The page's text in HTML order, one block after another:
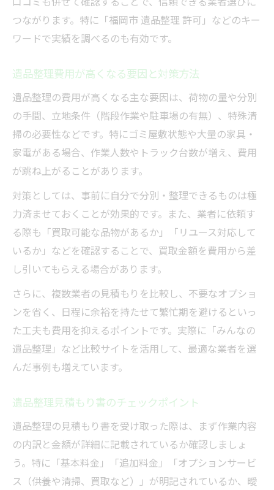
つながります。特に「福岡市 遺品整理 許可」などのキー
ワードで実績を調べるのも有効です。
遺品整理費用が高くなる要因と対策方法
遺品整理の費用が高くなる主な要因は、荷物の量や分別
の手間、立地条件（階段作業や駐車場の有無）、特殊清
掃の必要性などです。特にゴミ屋敷状態や大量の家具・
家電がある場合、作業人数やトラック台数が増え、費用
が跳ね上がることがあります。
対策としては、事前に自分で分別・整理できるものは極
力済ませておくことが効果的です。また、業者に依頼す
る際も「買取可能な品物があるか」「リユース対応して
いるか」などを確認することで、買取金額を費用から差
し引いてもらえる場合があります。
さらに、複数業者の見積もりを比較し、不要なオプショ
ンを省く、日程に余裕を持たせて繁忙期を避けるといっ
た工夫も費用を抑えるポイントです。実際に「みんなの
遺品整理」など比較サイトを活用して、最適な業者を選
んだ事例も増えています。
遺品整理見積もり書のチェックポイント
遺品整理の見積もり書を受け取った際は、まず作業内容
の内訳と金額が詳細に記載されているか確認しましょ
う。特に「基本料金」「追加料金」「オプションサービ
ス（供養や清掃、買取など）」が明記されているか、曖